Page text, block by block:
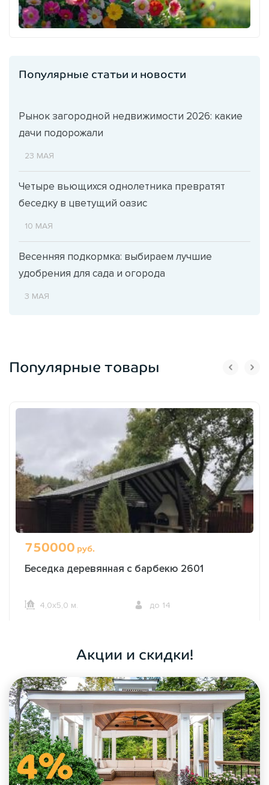
Популярные статьи и новости
Рынок загородной недвижимости 2026: какие
дачи подорожали
23 МАЯ
Четыре вьющихся однолетника превратят
беседку в цветущий оазис
10 МАЯ
Весенняя подкормка: выбираем лучшие
удобрения для сада и огорода
3 МАЯ
Популярные товары
750000 руб.
Беседка деревянная с барбекю 2601
4,0х5,0 м. до 14
Акции и скидки!